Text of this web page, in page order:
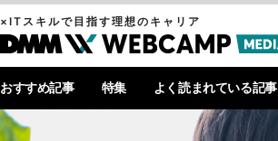
×ITスキルで目指す理想のキャリア
おすすめ記事 特集 よく読まれている記事